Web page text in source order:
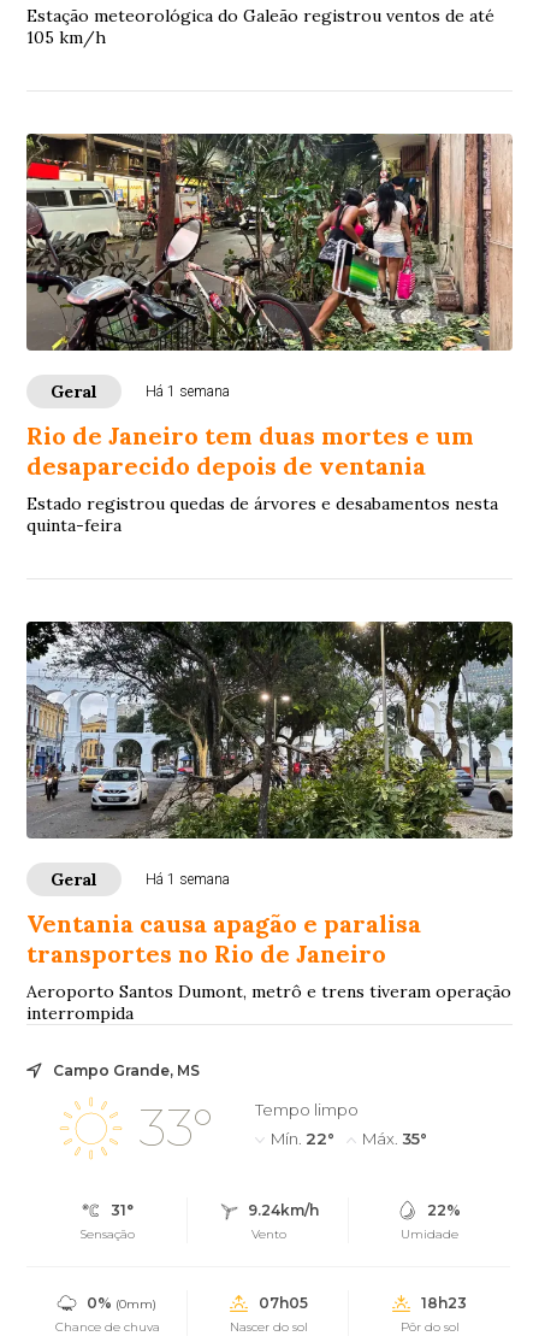
Estação meteorológica do Galeão registrou ventos de até
105 km/h
Geral Há 1 semana
Rio de Janeiro tem duas mortes e um
desaparecido depois de ventania
Estado registrou quedas de árvores e desabamentos nesta
quinta-feira
Geral Há 1 semana
Ventania causa apagão e paralisa
transportes no Rio de Janeiro
Aeroporto Santos Dumont, metrô e trens tiveram operação
interrompida
Campo Grande, MS
33°
Tempo limpo
Mín. 22° Máx. 35°
31°
Sensação
9.24km/h
Vento
22%
Umidade
0% (0mm)
Chance de chuva
07h05
Nascer do sol
18h23
Pôr do sol